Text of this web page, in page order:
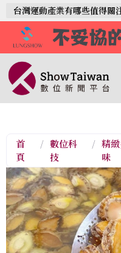
首
頁
/ 數位科
技
/ 精
味